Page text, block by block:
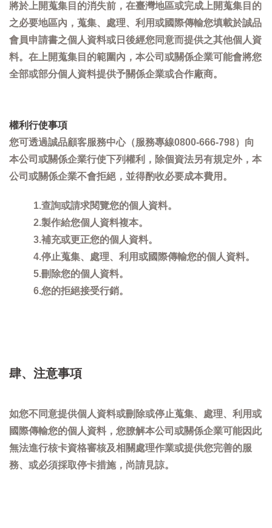
將於上開蒐集目的消失前，在臺灣地區或完成上開蒐集目的
之必要地區內，蒐集、處理、利用或國際傳輸您填載於誠品
會員申請書之個人資料或日後經您同意而提供之其他個人資
料。在上開蒐集目的範圍內，本公司或關係企業可能會將您
全部或部分個人資料提供予關係企業或合作廠商。
權利行使事項
您可透過誠品顧客服務中心（服務專線0800-666-798）向
本公司或關係企業行使下列權利，除個資法另有規定外，本
公司或關係企業不會拒絕，並得酌收必要成本費用。
1.查詢或請求閱覽您的個人資料。
2.製作給您個人資料複本。
3.補充或更正您的個人資料。
4.停止蒐集、處理、利用或國際傳輸您的個人資料。
5.刪除您的個人資料。
6.您的拒絕接受行銷。
肆、注意事項
如您不同意提供個人資料或刪除或停止蒐集、處理、利用或
國際傳輸您的個人資料，您膫解本公司或關係企業可能因此
無法進行核卡資格審核及相關處理作業或提供您完善的服
務、或必須採取停卡措施，尚請見諒。